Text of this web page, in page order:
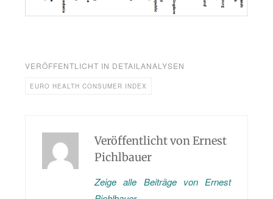
VERÖFFENTLICHT IN DETAILANALYSEN
EURO HEALTH CONSUMER INDEX
Veröffentlicht vonErnest
Pichlbauer
Zeige alle Beiträge von Ernest